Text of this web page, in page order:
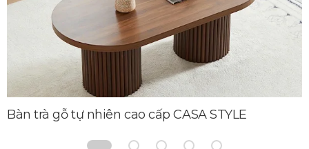
Bàn trà gỗ tự nhiên cao cấp CASA STYLE